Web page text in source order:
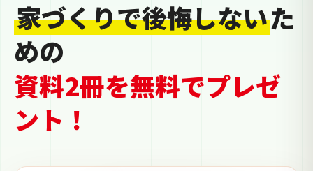
家づくりで後悔しないた
めの
資料2冊を無料でプレゼ
ント！